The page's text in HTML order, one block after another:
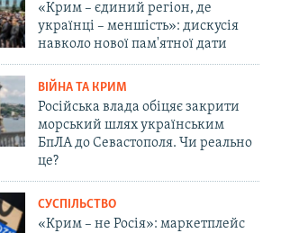
«Крим – єдиний регіон, де
українці – меншість»: дискусія
навколо нової пам'ятної дати
ВІЙНА ТА КРИМ
Російська влада обіцяє закрити
морський шлях українським
БпЛА до Севастополя. Чи реально
це?
СУСПІЛЬСТВО
«Крим – не Росія»: маркетплейс